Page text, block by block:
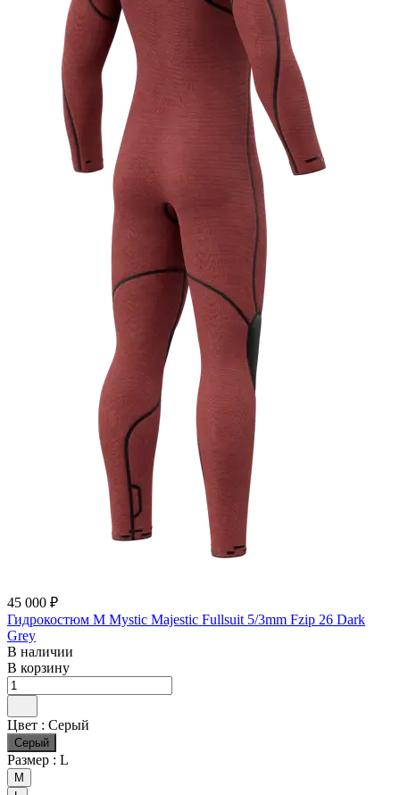
45 000 ₽
Гидрокостюм М Mystic Majestic Fullsuit 5/3mm Fzip 26 Dark
Grey
В наличии
В корзину
Цвет : Серый
Серый
Размер : L
M